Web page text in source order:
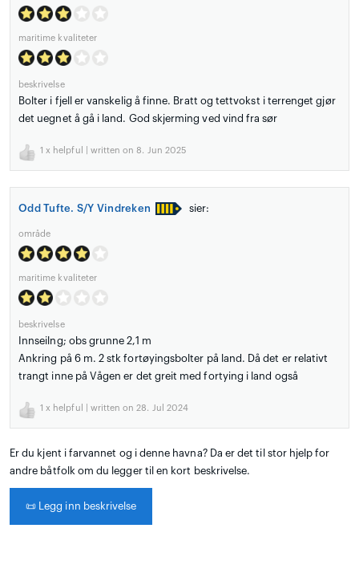
maritime kvaliteter
beskrivelse
Bolter i fjell er vanskelig å finne. Bratt og tettvokst i terrenget gjør
det uegnet å gå i land. God skjerming ved vind fra sør
1 x helpful | written on 8. Jun 2025
Odd Tufte. S/Y Vindreken sier:
område
maritime kvaliteter
beskrivelse
Innseilng; obs grunne 2,1 m
Ankring på 6 m. 2 stk fortøyingsbolter på land. Då det er relativt
trangt inne på Vågen er det greit med fortying i land også
1 x helpful | written on 28. Jul 2024
Er du kjent i farvannet og i denne havna? Da er det til stor hjelp for
andre båtfolk om du legger til en kort beskrivelse.
📜 Legg inn beskrivelse